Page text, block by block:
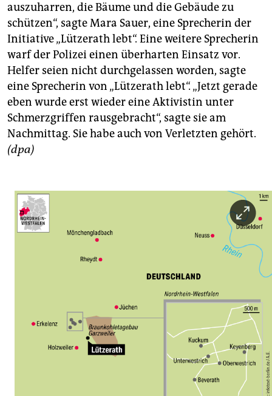
auszuharren, die Bäume und die Gebäude zu
schützen“, sagte Mara Sauer, eine Sprecherin der
Initiative „Lützerath lebt“. Eine weitere Sprecherin
warf der Polizei einen überharten Einsatz vor.
Helfer seien nicht durchgelassen worden, sagte
eine Sprecherin von „Lützerath lebt“. „Jetzt gerade
eben wurde erst wieder eine Aktivistin unter
Schmerzgriffen rausgebracht“, sagte sie am
Nachmittag. Sie habe auch von Verletzten gehört.
(dpa)